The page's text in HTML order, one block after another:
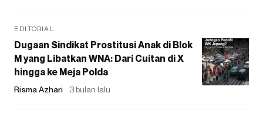
EDITORIAL
Dugaan Sindikat Prostitusi Anak di Blok
M yang Libatkan WNA: Dari Cuitan di X
hingga ke Meja Polda
Risma Azhari 3 bulan lalu